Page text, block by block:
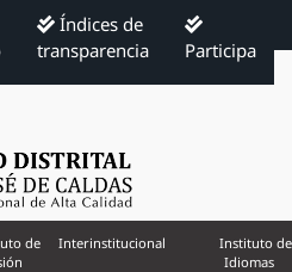
Índices de
transparencia
Participa
de
Interinstitucional
Instituto de
Idiomas